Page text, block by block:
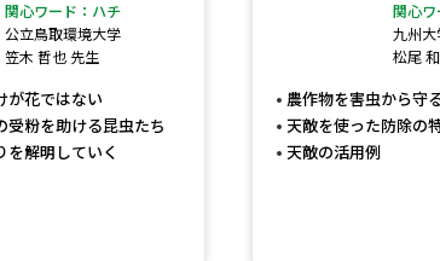
大学入学共通テスト「受験案内
大学入学共通テスト「受験上の配
幼稚園教員資格認定試験
小学
高等学校（情報）教員資格認定
関心ワード：ハチ
公立鳥取環境大学
笠木 哲也 先生
が花ではない
受粉を助ける昆虫たち
を解明していく
関心
九州大
松尾
農作物を害虫から守
天敵を使った防除の
天敵の活用例